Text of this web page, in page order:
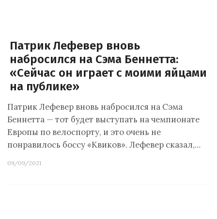
Патрик Лефевер вновь
набросился на Сэма Беннетта:
«Сейчас он играет с моими яйцами
на публике»
Патрик Лефевер вновь набросился на Сэма
Беннетта — тот будет выступать на чемпионате
Европы по велоспорту, и это очень не
понравилось боссу «Квиков». Лефевер сказал,…
09/09/2021